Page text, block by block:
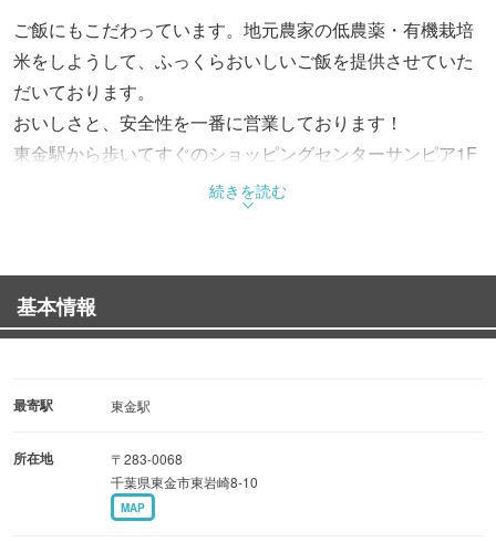
ご飯にもこだわっています。地元農家の低農薬・有機栽培
米をしようして、ふっくらおいしいご飯を提供させていた
だいております。
おいしさと、安全性を一番に営業しております！
東金駅から歩いてすぐのショッピングセンターサンピア1F
続きを読む
基本情報
最寄駅 東金駅
所在地
〒283-0068
千葉県東金市東岩崎8-10
MAP